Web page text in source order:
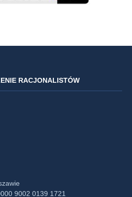
RACJONALISTÓW
9002 0139 1721